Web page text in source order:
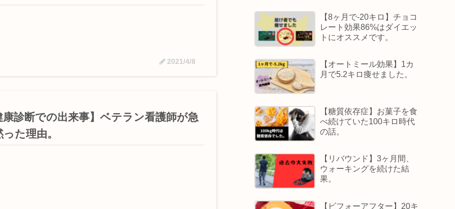
2021/4/8
康診断での出来事】ベテラン看護師が急
た理由。
【8ヶ月で-20キロ】チョコ
レート効果86%はダイエッ
トにオススメです。
【オートミール効果】1カ
月で5.2キロ痩せました。
【糖質依存症】お菓子を食
べ続けていた100キロ時代
の話。
【リバウンド】3ヶ月間、
ウォーキングを続けた結
果。
【ビフォーアフター】20キ